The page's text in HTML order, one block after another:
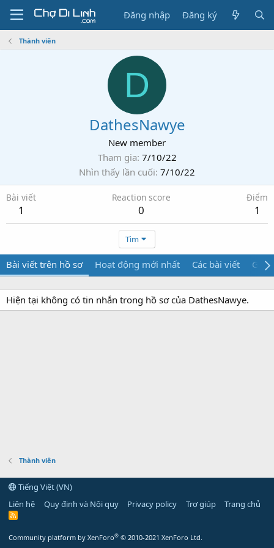
Đăng nhập Đăng ký
Thành viên
D
DathesNawye
New member
Tham gia 7/10/22
Nhìn thấy lần cuối 7/10/22
Bài viết
1
Reaction score
0
Điểm
1
Tìm
Bài viết trên hồ sơ Hoạt động mới nhất Các bài viết Giới
Hiện tại không có tin nhắn trong hồ sơ của DathesNawye.
Thành viên
Tiếng Việt (VN)
Liên hệ
Quy định và Nội quy Privacy policy Trợ giúp Trang chủ
R
Community platform by XenForo® © 2010-2021 XenForo Ltd.